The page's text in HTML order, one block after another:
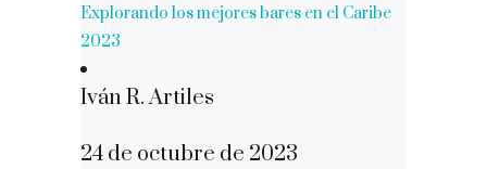
Explorando los mejores bares en el Caribe
2023
Iván R. Artiles
24 de octubre de 2023